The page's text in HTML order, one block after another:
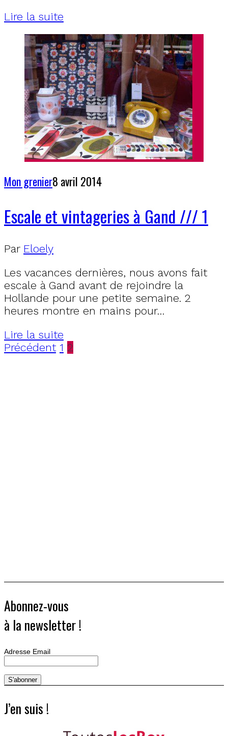
Lire la suite
Mon grenier8 avril 2014
Escale et vintageries à Gand /// 1
Par Eloely
Les vacances dernières, nous avons fait
escale à Gand avant de rejoindre la
Hollande pour une petite semaine. 2
heures montre en mains pour…
Lire la suite
Précédent 1 2
Abonnez-vous
à la newsletter !
Adresse Email
J’en suis !